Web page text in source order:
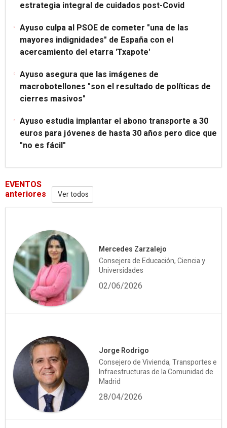
estrategia integral de cuidados post-Covid
Ayuso culpa al PSOE de cometer "una de las
mayores indignidades" de España con el
acercamiento del etarra 'Txapote'
Ayuso asegura que las imágenes de
macrobotellones "son el resultado de políticas de
cierres masivos"
Ayuso estudia implantar el abono transporte a 30
euros para jóvenes de hasta 30 años pero dice que
"no es fácil"
EVENTOS
anteriores Ver todos
Mercedes Zarzalejo
Consejera de Educación, Ciencia y
Universidades
02/06/2026
Jorge Rodrigo
Consejero de Vivienda, Transportes e
Infraestructuras de la Comunidad de
Madrid
28/04/2026